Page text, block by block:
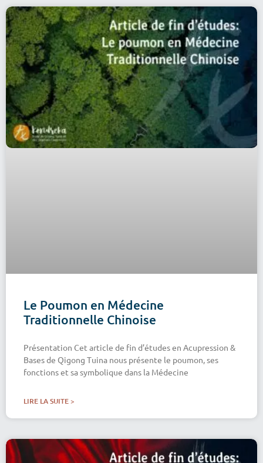
Le Poumon en Médecine
Traditionnelle Chinoise
Présentation Cet article de fin d’études en Acupression &
Bases de Qigong Tuina nous présente le poumon, ses
fonctions et sa symbolique dans la Médecine
LIRE LA SUITE >